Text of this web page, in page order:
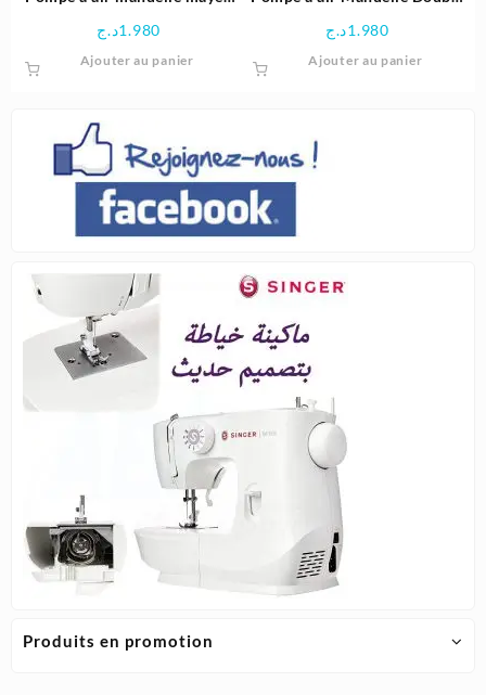
Produits en promotion
1.980د.ج
Ajouter au panier
1.980د.ج
Ajouter au panier